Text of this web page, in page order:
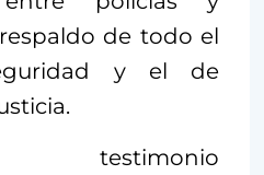
de todo el
y el de